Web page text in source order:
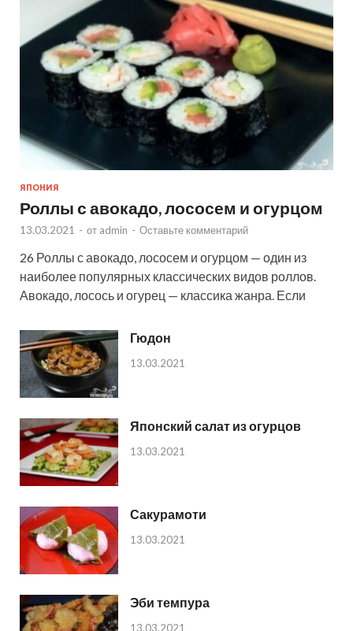
ЯПОНИЯ
Роллы с авокадо, лососем и огурцом
13.03.2021 - от admin - Оставьте комментарий
26 Роллы с авокадо, лососем и огурцом — один из
наиболее популярных классических видов роллов.
Авокадо, лосось и огурец — классика жанра. Если
Гюдон
13.03.2021
Японский салат из огурцов
13.03.2021
Сакурамоти
13.03.2021
Эби темпура
13.03.2021